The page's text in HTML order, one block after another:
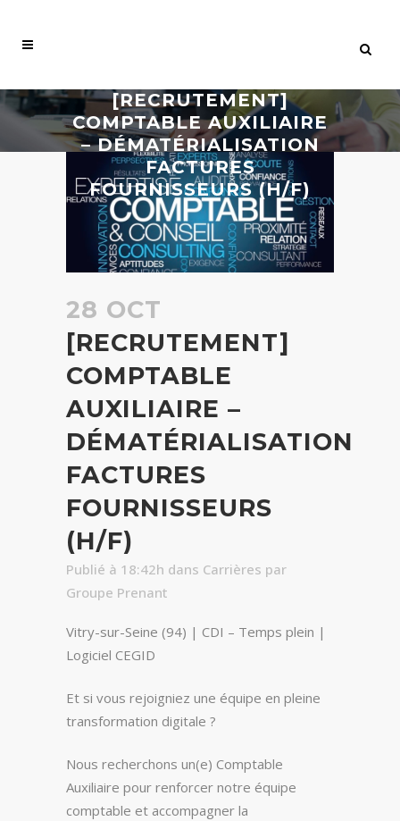
[RECRUTEMENT]
COMPTABLE AUXILIAIRE
– DÉMATÉRIALISATION
FACTURES
FOURNISSEURS (H/F)
28 OCT
[RECRUTEMENT]
COMPTABLE
AUXILIAIRE –
DÉMATÉRIALISATION
FACTURES
FOURNISSEURS
(H/F)
Publié à 18:42h dans Carrières par
Groupe Prenant
Vitry-sur-Seine (94) | CDI – Temps plein |
Logiciel CEGID
Et si vous rejoigniez une équipe en pleine
transformation digitale ?
Nous recherchons un(e) Comptable
Auxiliaire pour renforcer notre équipe
comptable et accompagner la